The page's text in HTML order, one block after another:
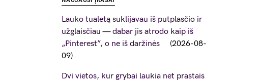
Lauko tualetą suklijavau iš putplasčio ir
užglaisčiau — dabar jis atrodo kaip iš
„Pinterest”, o ne iš daržinės
2026-08-
09
Dvi vietos, kur grybai laukia net prastais